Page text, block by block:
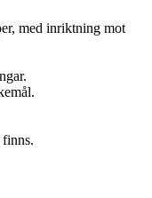
med inriktning mot